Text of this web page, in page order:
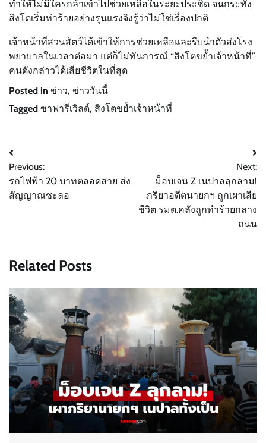
ทำให้ไม่มีใครกล้าเข้าไปช่วยเหลือในระยะประชิด จนกระทั่ง
สิงโตเริ่มทำร้ายอย่างรุนแรงจึงรู้ว่าไม่ใช่เรื่องปกติ
เจ้าหน้าที่สวนสัตว์ได้เข้าให้การช่วยเหลือและรีบนำตัวส่งโรง
พยาบาลในเวลาต่อมา แต่ก็ไม่ทันการณ์ “สิงโตขย้ำเจ้าหน้าที่”
คนดังกล่าวได้เสียชีวิตในที่สุด
Posted in ข่าว, ข่าววันนี้
Tagged ซาฟารีเวิลด์, สิงโตขย้ำเจ้าหน้าที่
Post
navigation
Previous:
รถไฟฟ้า 20 บาทตลอดสาย ส่ง
สัญญาณชะลอ
Next:
ม็อบเจน Z เนปาลลุกลาม!
ภริยาอดีตนายกฯ ถูกเผาเสีย
ชีวิต รมต.คลังถูกทำร้ายกลาง
ถนน
Related Posts